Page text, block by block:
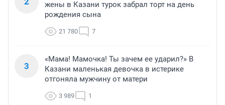
жены в Казани турок забрал торт на день
рождения сына
21 780 7
3
«Мама! Мамочка! Ты зачем ее ударил?» В
Казани маленькая девочка в истерике
отгоняла мужчину от матери
3 989 1